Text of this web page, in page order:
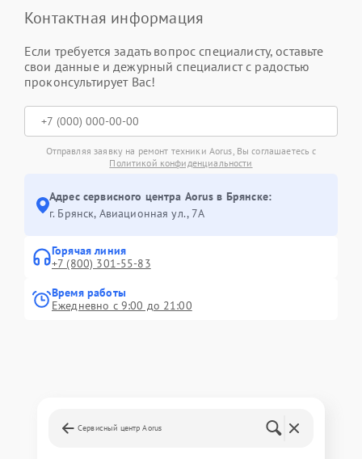
Контактная информация
Если требуется задать вопрос специалисту, оставьте
свои данные и дежурный специалист с радостью
проконсультирует Вас!
Отправляя заявку на ремонт техники Aorus, Вы соглашаетесь с
Политикой конфиденциальности
Адрес сервисного центра Aorus в Брянске:
г. Брянск, Авиационная ул., 7А
Горячая линия
+7 (800) 301-55-83
Время работы
Ежедневно с 9:00 до 21:00
Сервисный центр Aorus